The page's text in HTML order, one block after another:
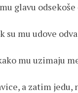
glavu odsekoše
su mu udove
mu uzimaju
a zatim jedu,